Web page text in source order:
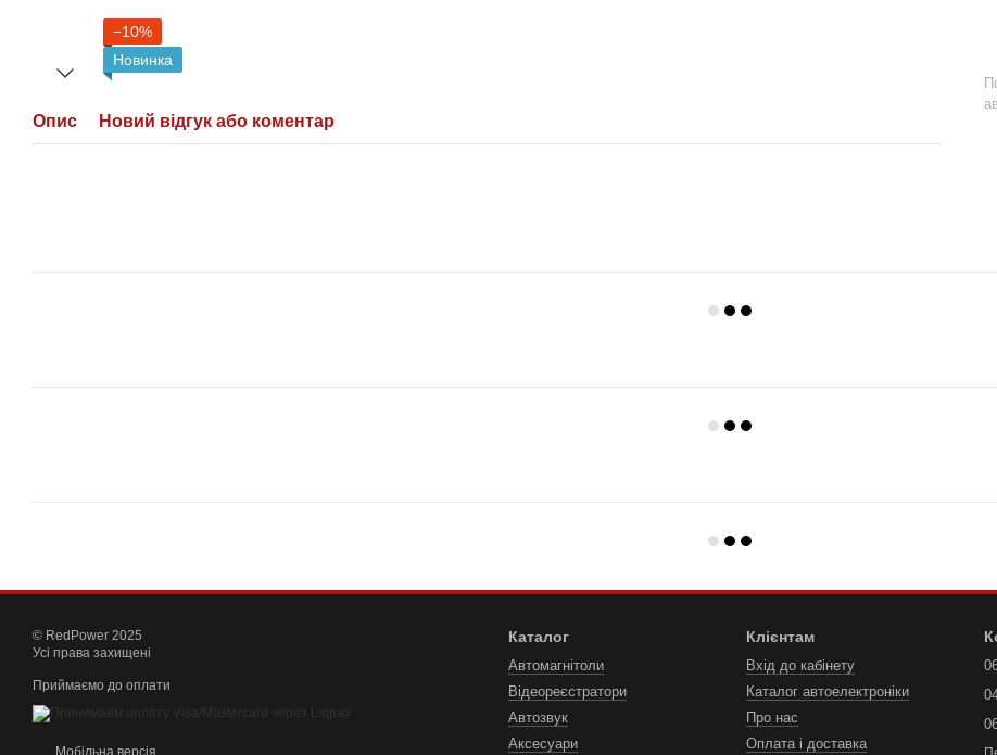
−10%
Новинка
Опис Новий відгук або коментар
© RedPower 2025
Усі права захищені
Приймаємо до оплати
Мобільна версія
Каталог
Автомагнітоли
Відеореєстратори
Автозвук
Аксесуари
Клієнтам
Вхід до кабінету
Каталог автоелектроніки
Про нас
Оплата і доставка